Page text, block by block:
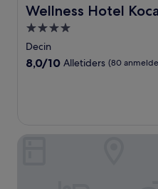
Wellness Hotel
Wellness Hotel Kocanda
4.0-
stjernet
overnatningssted
Decin
8.0
anmeldelser)
8,0/10 Alletiders (80